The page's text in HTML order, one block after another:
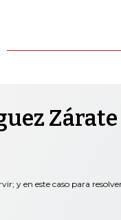
Zárate
y en este caso para